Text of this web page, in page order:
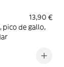
13,90 €
pico de gallo,